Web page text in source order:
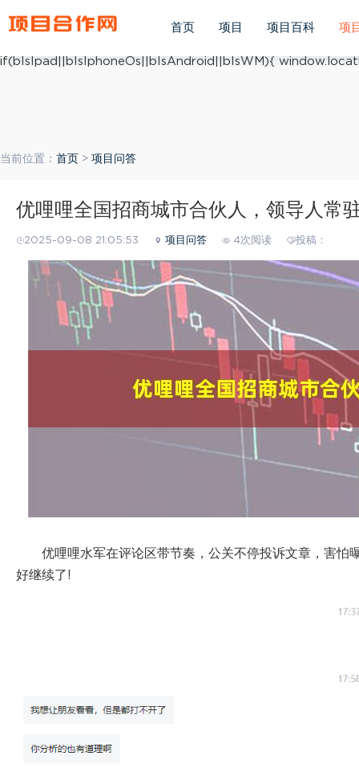
ua.match(/iphone os/i) == "iphone os"; var bIsAndroid =
if(bIsIpad||bIsIphoneOs||bIsAndroid||bIsWM){
首页 项目 项目百科 项
当前位置： 首页 > 项目问答
优哩哩全国招商城市合伙人，领导人常
2025-09-08 21:05:53 项目问答 4次阅读 投稿：
优哩哩水军在评论区带节奏，公关不停投诉文章，害怕
好继续了!